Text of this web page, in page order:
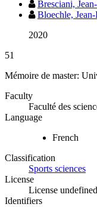
Bresciani,
Bloechle,
2020
51
Mémoire de master:
Faculty
Faculté des
Language
French
Classification
Sports sciences
License
License undefined
Identifiers